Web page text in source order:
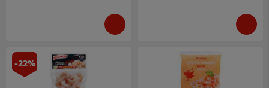
-22%